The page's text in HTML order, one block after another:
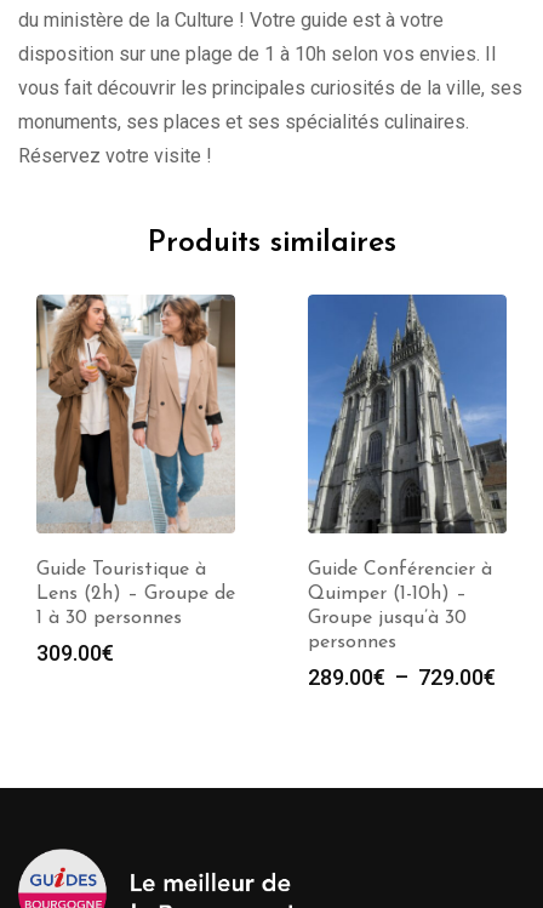
du ministère de la Culture ! Votre guide est à votre
disposition sur une plage de 1 à 10h selon vos envies. Il
vous fait découvrir les principales curiosités de la ville, ses
monuments, ses places et ses spécialités culinaires.
Réservez votre visite !
Produits similaires
Guide Touristique à
Lens (2h) – Groupe de
1 à 30 personnes
309.00€
Guide Conférencier à
Quimper (1-10h) –
Groupe jusqu’à 30
personnes
289.00€ – 729.00€
à